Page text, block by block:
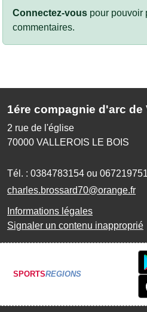
Connectez-vous pour pouvoir
commentaires.
1ére compagnie d'arc de
2 rue de l'église
70000 VALLEROIS LE BOIS
Tél. : 0384783154 ou
charles.brossard70@orange.fr
Informations légales
Signaler un contenu inapproprié
SPORTSREGIONS